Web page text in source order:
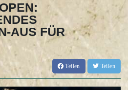
AUS FÜR
Teilen Teilen